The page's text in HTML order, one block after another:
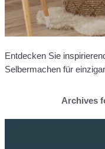
Entdecken Sie
Selbermachen für
Archives